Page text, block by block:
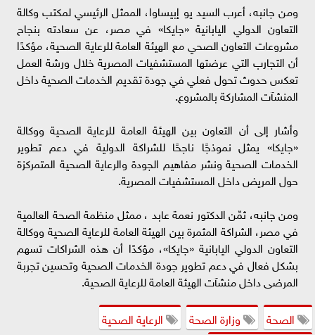
ومن جانبه، أعرب السيد يو إبيساوا، الممثل الرئيسي لمكتب وكالة
التعاون الدولي اليابانية «جايكا» في مصر، عن سعادته بنجاح
مشروعات التعاون الصحي مع الهيئة العامة للرعاية الصحية، مؤكدًا
أن التجارب التي عرضتها المستشفيات المصرية خلال ورشة العمل
تعكس حدوث تحول فعلي في جودة تقديم الخدمات الصحية داخل
المنشآت المشاركة بالمشروع.
وأشار إلى أن التعاون بين الهيئة العامة للرعاية الصحية ووكالة
«جايكا» يمثل نموذجًا ناجحًا للشراكة الدولية في دعم تطوير
الخدمات الصحية ونشر مفاهيم الجودة والرعاية الصحية المتمركزة
حول المريض داخل المستشفيات المصرية.
ومن جانبه، ثمّن الدكتور نعمة عابد ، ممثل منظمة الصحة العالمية
في مصر، الشراكة المثمرة بين الهيئة العامة للرعاية الصحية ووكالة
التعاون الدولي اليابانية «جايكا»، مؤكدًا أن هذه الشراكات تسهم
بشكل فعال في دعم تطوير جودة الخدمات الصحية وتحسين تجربة
المرضى داخل منشآت الهيئة العامة للرعاية الصحية.
الصحة
وزارة الصحة
الرعاية الصحية